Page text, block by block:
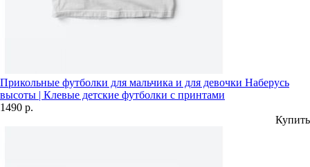
Прикольные футболки для мальчика и для девочки Наберусь
высоты | Клевые детские футболки с принтами
1490 р.
Купить